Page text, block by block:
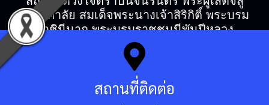
สวรรคาลัย สมเด็จพระนางเจ้าสิริกิติ์ พระบรม
ราชินีนาถ พระบรมราชชนนีพันปีหลวง
สถานที่ติดต่อ